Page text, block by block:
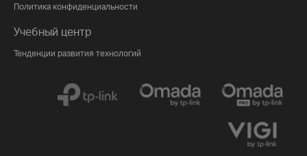
Политика конфиденциальности
Учебный центр
Тенденции развития технологий